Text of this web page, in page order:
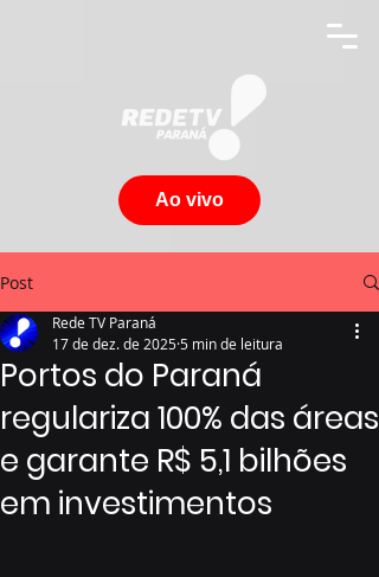
Ao vivo
Post
Portos do Paraná
regulariza 100% das áreas
e garante R$ 5,1 bilhões
em investimentos
Rede TV Paraná
17 de dez. de 2025 5 min de leitura